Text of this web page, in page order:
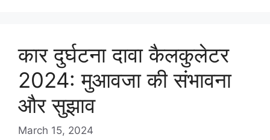
कार दुर्घटना दावा कैलकुलेटर
2024: मुआवजा की संभावना
और सुझाव
March 15, 2024